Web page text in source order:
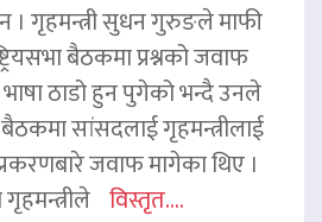
। गृहमन्त्री सुधन गुरुङले माफी
बैठकमा प्रश्नको जवाफ
ठाडो हुन पुगेको भन्दै उनले
सांसदलाई गृहमन्त्रीलाई
जवाफ मागेका थिए ।
विस्तृत....